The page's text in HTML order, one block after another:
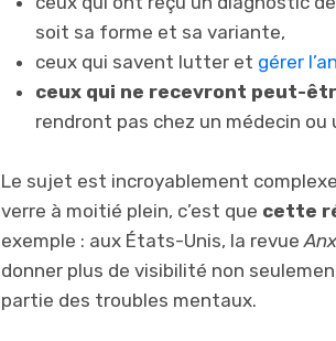
soit sa forme et sa variante,
ceux qui savent lutter et gérer
ceux qui ne recevront peut-
rendront pas chez un médecin ou
Le sujet est incroyablement
verre à moitié plein, c’est que cette
exemple : aux États-Unis, la revue
donner plus de visibilité non
partie des troubles mentaux.